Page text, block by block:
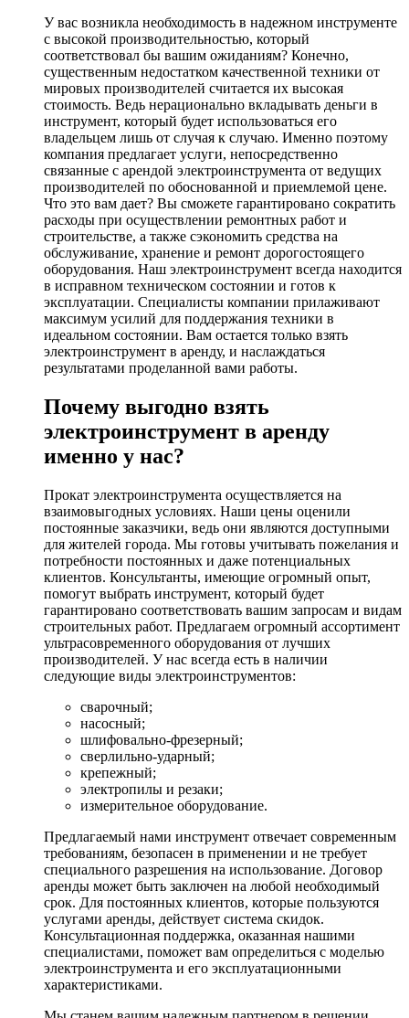
У вас возникла необходимость в надежном инструменте
с высокой производительностью, который
соответствовал бы вашим ожиданиям? Конечно,
существенным недостатком качественной техники от
мировых производителей считается их высокая
стоимость. Ведь нерационально вкладывать деньги в
инструмент, который будет использоваться его
владельцем лишь от случая к случаю. Именно поэтому
компания предлагает услуги, непосредственно
связанные с арендой электроинструмента от ведущих
производителей по обоснованной и приемлемой цене.
Что это вам дает? Вы сможете гарантировано сократить
расходы при осуществлении ремонтных работ и
строительстве, а также сэкономить средства на
обслуживание, хранение и ремонт дорогостоящего
оборудования. Наш электроинструмент всегда находится
в исправном техническом состоянии и готов к
эксплуатации. Специалисты компании прилаживают
максимум усилий для поддержания техники в
идеальном состоянии. Вам остается только взять
электроинструмент в аренду, и наслаждаться
результатами проделанной вами работы.
Почему выгодно взять
электроинструмент в аренду
именно у нас?
Прокат электроинструмента осуществляется на
взаимовыгодных условиях. Наши цены оценили
постоянные заказчики, ведь они являются доступными
для жителей города. Мы готовы учитывать пожелания и
потребности постоянных и даже потенциальных
клиентов. Консультанты, имеющие огромный опыт,
помогут выбрать инструмент, который будет
гарантировано соответствовать вашим запросам и видам
строительных работ. Предлагаем огромный ассортимент
ультрасовременного оборудования от лучших
производителей. У нас всегда есть в наличии
следующие виды электроинструментов:
сварочный;
насосный;
шлифовально-фрезерный;
сверлильно-ударный;
крепежный;
электропилы и резаки;
измерительное оборудование.
Предлагаемый нами инструмент отвечает современным
требованиям, безопасен в применении и не требует
специального разрешения на использование. Договор
аренды может быть заключен на любой необходимый
срок. Для постоянных клиентов, которые пользуются
услугами аренды, действует система скидок.
Консультационная поддержка, оказанная нашими
специалистами, поможет вам определиться с моделью
электроинструмента и его эксплуатационными
характеристиками.